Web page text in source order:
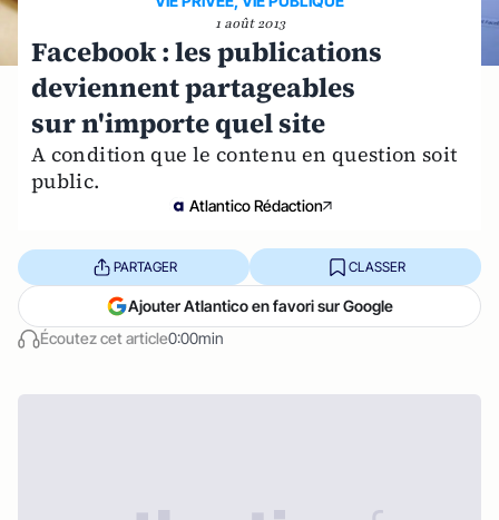
1 août 2013
Facebook : les publications
deviennent partageables
sur n'importe quel site
A condition que le contenu en question soit
public.
Atlantico Rédaction
Écoutez cet article0:00min
PARTAGER CLASSER
Ajouter Atlantico en favori sur Google